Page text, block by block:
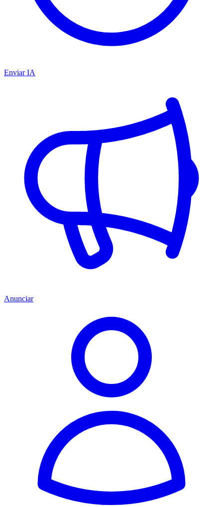
Enviar IA
Anunciar